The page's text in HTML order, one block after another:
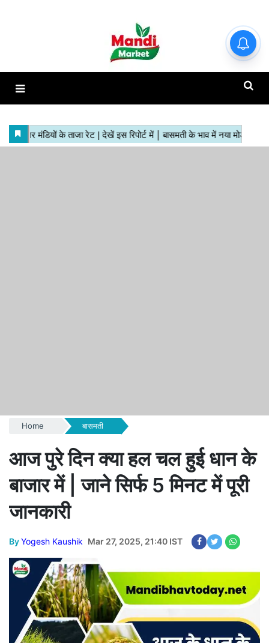
Home बासमती
आज पुरे दिन क्या हल चल हुई धान के
बाजार में | जाने सिर्फ 5 मिनट में पूरी
जानकारी
ByYogesh Kaushik Mar 27, 2025, 21:40 IST
हाजिर मंडियों के ताजा रेट | देखें इस
रिपोर्ट में